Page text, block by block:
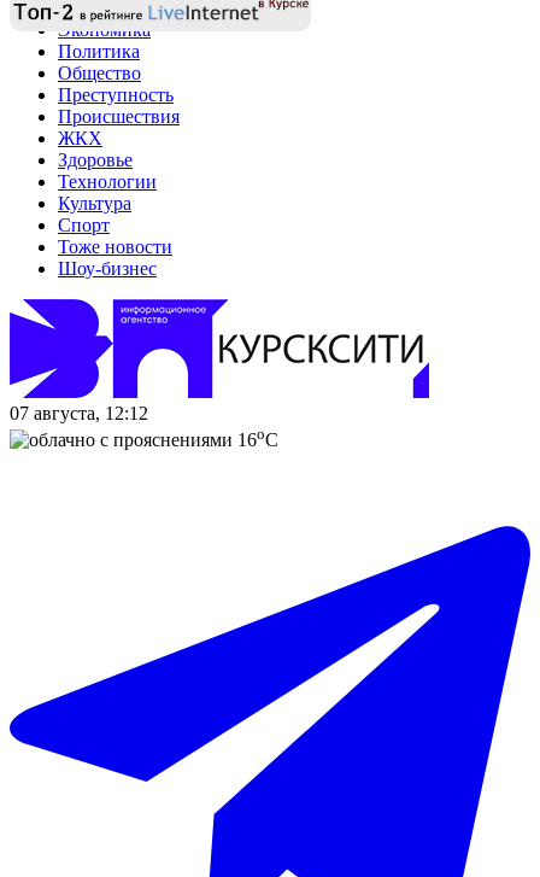
Экономика
Политика
Общество
Преступность
Происшествия
ЖКХ
Здоровье
Технологии
Культура
Спорт
Тоже новости
Шоу-бизнес
07 августа, 12:12
16oC